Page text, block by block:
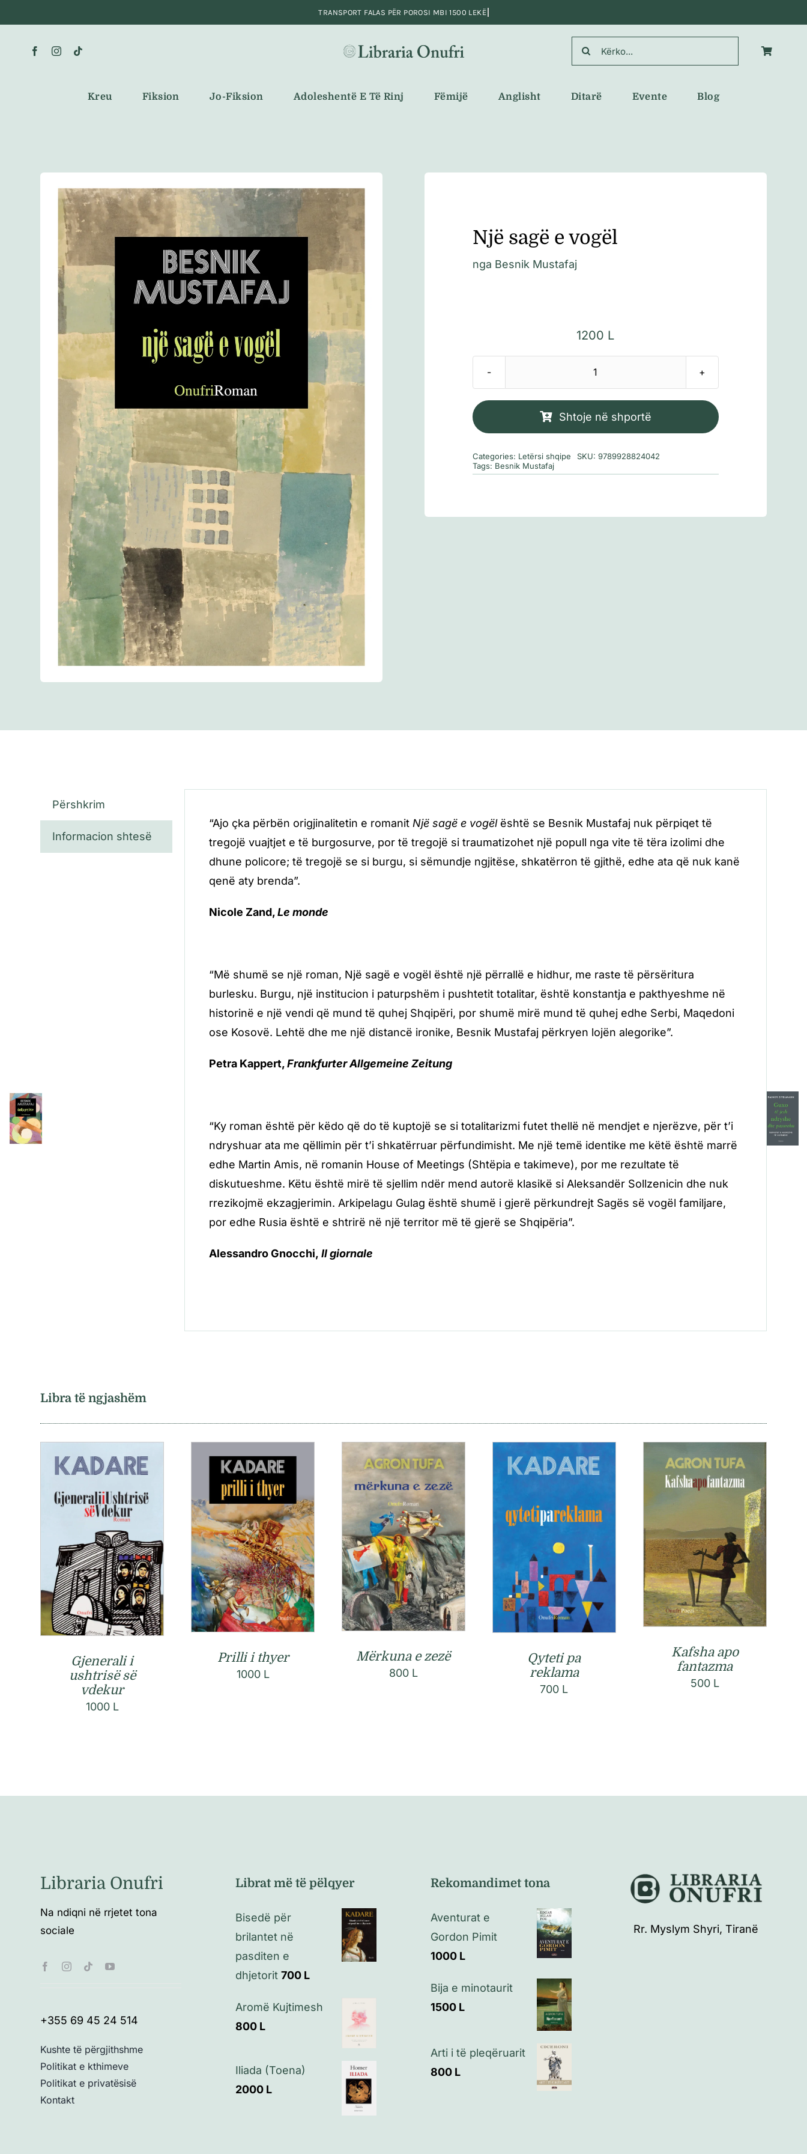
to
content
Search
for:
Kreu Fiksion Jo-Fiksion Adoleshentë E Të Rinj Fëmijë Anglisht Ditarë Evente Blog
Një sagë e vogël
nga Besnik Mustafaj
1200 L
Sasi
sagë
Shtoje në shportë
Categories: Letërsi shqipe SKU: 9789928824042
Tags: Besnik Mustafaj
Përshkrim
Informacion shtesë
“Ajo çka përbën origjinalitetin e romanit Një sagë e vogëlështë se Besnik Mustafaj nuk përpiqet të
tregojë vuajtjet e të burgosurve, por të tregojë si traumatizohet një popull nga vite të tëra izolimi dhe
dhune policore; të tregojë se si burgu, si sëmundje ngjitëse, shkatërron të gjithë, edhe ata që nuk kanë
qenë aty brenda”.
Nicole Zand,Le monde
“Më shumë se një roman, Një sagë e vogël është një përrallë e hidhur, me raste të përsëritura
burlesku. Burgu, një institucion i paturpshëm i pushtetit totalitar, është konstantja e pakthyeshme në
historinë e një vendi që mund të quhej Shqipëri, por shumë mirë mund të quhej edhe Serbi, Maqedoni
ose Kosovë. Lehtë dhe me një distancë ironike, Besnik Mustafaj përkryen lojën alegorike”.
Petra Kappert,Frankfurter Allgemeine Zeitung
“Ky roman është për këdo që do të kuptojë se si totalitarizmi futet thellë në mendjet e njerëzve, për t’i
ndryshuar ata me qëllimin për t’i shkatërruar përfundimisht. Me një temë identike me këtë është marrë
edhe Martin Amis, në romanin House of Meetings (Shtëpia e takimeve), por me rezultate të
diskutueshme. Këtu është mirë të sjellim ndër mend autorë klasikë si Aleksandër Sollzenicin dhe nuk
rrezikojmë ekzagjerimin. Arkipelagu Gulag është shumë i gjerë përkundrejt Sagës së vogël familjare,
por edhe Rusia është e shtrirë në një territor më të gjerë se Shqipëria”.
Alessandro Gnocchi, Il giornale
Libra të ngjashëm
Gjenerali i
ushtrisë së
vdekur
1000 L
Prilli i thyer
1000 L
Mërkuna e zezë
800 L
Qyteti pa
reklama
700 L
Kafsha apo
fantazma
500 L
Libraria Onufri
Na ndiqni në rrjetet tona
sociale
+355 69 45 24 514
Kushte të përgjithshme
Politikat e kthimeve
Politikat e privatësisë
Kontakt
Librat më të pëlqyer
Bisedë për
brilantet në
pasditen e
dhjetorit 700 L
Aromë Kujtimesh
800 L
Iliada (Toena)
2000 L
Rekomandimet tona
Aventurat e
Gordon Pimit
1000 L
Bija e minotaurit
1500 L
Arti i të pleqëruarit
800 L
Rr. Myslym Shyri, Tiranë